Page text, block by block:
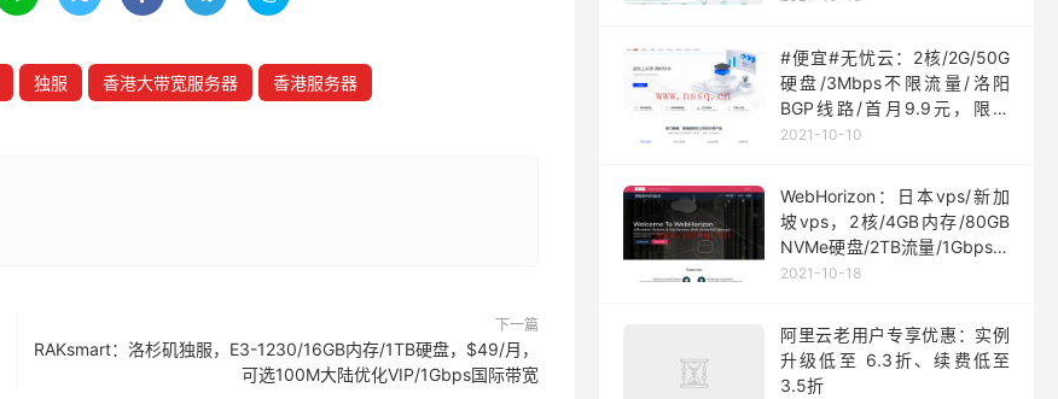
独服 香港大带宽服务器 香港服务器
下一篇
RAKsmart：洛杉矶独服，E3-1230/16GB内存/1TB硬盘，$49/月，
可选100M大陆优化VIP/1Gbps国际带宽
#便宜#无忧云：2核/2G/50G
硬盘/3Mbps不限流量/洛阳
BGP线路/首月9.9元，限量
200台
2021-10-10
WebHorizon：日本vps/新加
坡vps，2核/4GB内存/80GB
NVMe硬盘/2TB流量/1Gbps端
口，$5/月起
2021-10-18
阿里云老用户专享优惠：实例
升级低至 6.3折、续费低至
3.5折